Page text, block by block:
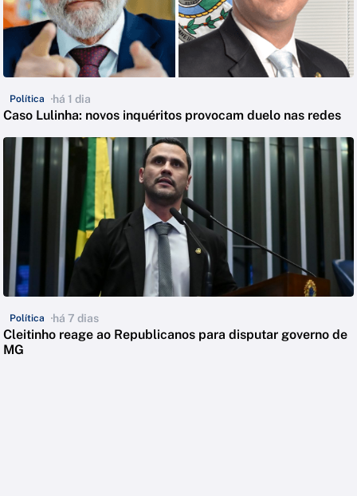
Política há 1 dia
Caso Lulinha: novos inquéritos provocam duelo nas redes
Política há 7 dias
Cleitinho reage ao Republicanos para disputar governo de
MG